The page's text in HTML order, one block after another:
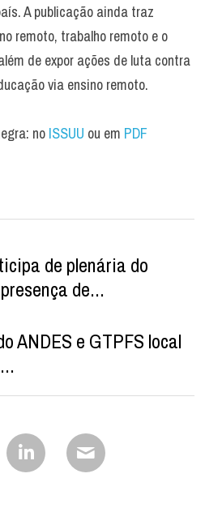
A publicação ainda traz
remoto, trabalho remoto e o
de expor ações de luta contra
via ensino remoto.
no ISSUU ou em PDF
de plenária do
de...
ANDES e GTPFS local